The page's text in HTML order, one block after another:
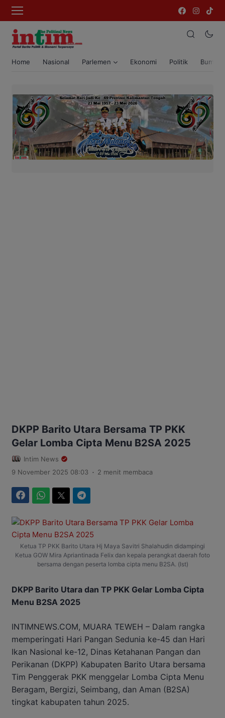
Home Nasional Parlemen Ekonomi Politik Bumi
DKPP Barito Utara Bersama TP PKK
Gelar Lomba Cipta Menu B2SA 2025
Intim News
9 November 2025 08:03 . 2 menit membaca
Ketua TP PKK Barito Utara Hj Maya Savitri Shalahudin didampingi
Ketua GOW Mira Apriantinada Felix dan kepala perangkat daerah foto
bersama dengan peserta lomba cipta menu B2SA. (Ist)
DKPP Barito Utara dan TP PKK Gelar Lomba Cipta
Menu B2SA 2025
INTIMNEWS.COM, MUARA TEWEH – Dalam rangka
memperingati Hari Pangan Sedunia ke-45 dan Hari
Ikan Nasional ke-12, Dinas Ketahanan Pangan dan
Perikanan (DKPP) Kabupaten Barito Utara bersama
Tim Penggerak PKK menggelar Lomba Cipta Menu
Beragam, Bergizi, Seimbang, dan Aman (B2SA)
tingkat kabupaten tahun 2025.